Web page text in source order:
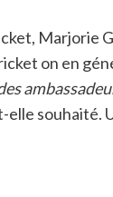
Marjorie
on en
elle souhaité.